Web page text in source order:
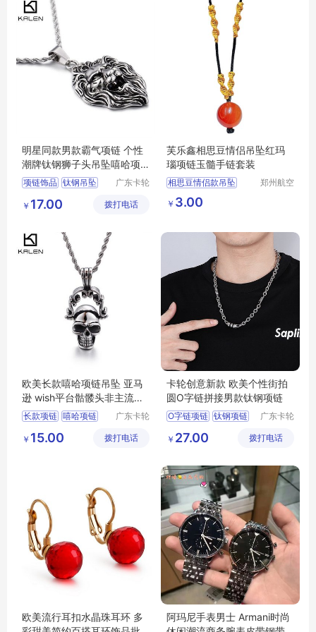
明星同款男款霸气项链 个性
潮牌钛钢狮子头吊坠嘻哈项
链饰品批发
项链饰品 钛钢吊坠
狮子头吊坠
广东卡轮
公司
￥ 17.00 拨打电话
芙乐鑫相思豆情侣吊坠红玛
瑙项链玉髓手链套装
相思豆情侣款吊坠
郑州航空
￥ 3.00
欧美长款嘻哈项链吊坠 亚马
逊 wish平台骷髅头非主流男
士项饰批发
长款项链 嘻哈项链
长款嘻哈项链
广东卡轮
公司
￥ 15.00 拨打电话
卡轮创意新款 欧美个性街拍
圆O字链拼接男款钛钢项链
O字链项链 钛钢项链
男款钛钢项链
广东卡轮
公司
￥ 27.00 拨打电话
欧美流行耳扣水晶珠耳环 多
阿玛尼手表男士 Armani时尚